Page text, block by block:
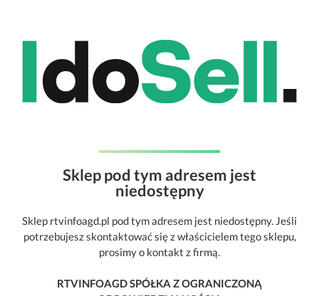
Sklep pod tym adresem jest
niedostępny
Sklep rtvinfoagd.pl pod tym adresem jest niedostępny. Jeśli
potrzebujesz skontaktować się z właścicielem tego sklepu,
prosimy o kontakt z firmą.
RTVINFOAGD SPÓŁKA Z OGRANICZONĄ